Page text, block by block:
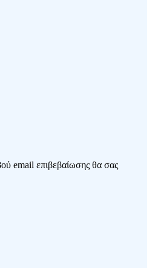
email επιβεβαίωσης θα σας